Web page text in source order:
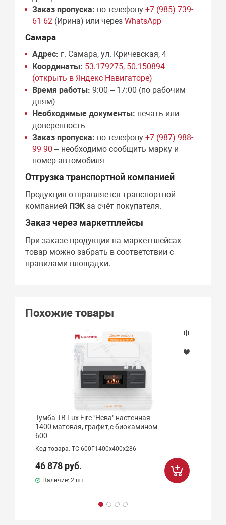
Заказ пропуска: по телефону+7 (985) 739-
61-62 (Ирина) или черезWhatsApp
Самара
Адрес: г. Самара, ул. Кричевская, 4
Координаты: 53.179275, 50.150894
(открыть в Яндекс Навигаторе)
Время работы: 9:00 – 17:00 (по рабочим
дням)
Необходимые документы: печать или
доверенность
Заказ пропуска: по телефону+7 (987) 988-
99-90 – необходимо сообщить марку и
номер автомобиля
Отгрузка транспортной компанией
Продукция отправляется транспортной
компанией ПЭКза счёт покупателя.
Заказ через маркетплейсы
При заказе продукции на маркетплейсах
товар можно забрать в соответствии с
правилами площадки.
Похожие товары
Тумба ТВ Lux Fire "Нева" настенная
1400 матовая, графит,с биокамином
600
Код товара: ТС-600Г-1400х400х286
46 878 руб.
Наличие:2 шт.